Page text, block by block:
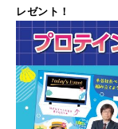
レゼント！